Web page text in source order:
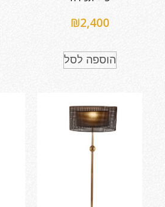
₪2,400
הוספה לסל